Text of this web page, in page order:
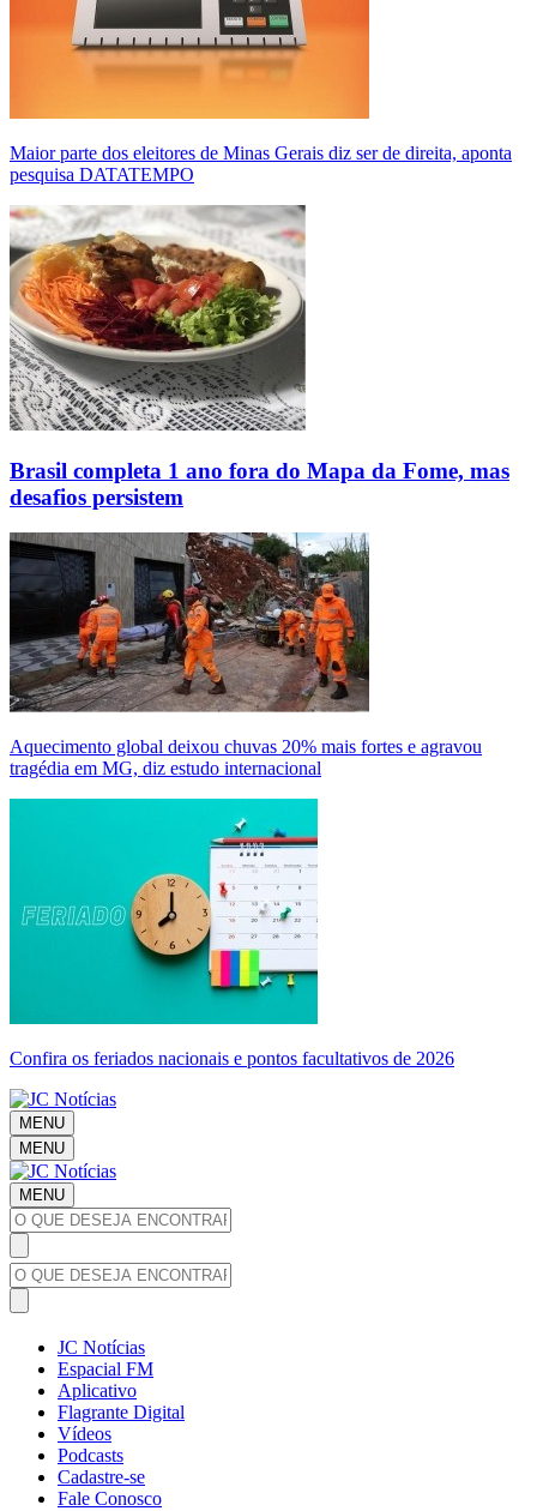
Maior parte dos eleitores de Minas Gerais diz ser de direita, aponta
pesquisa DATATEMPO
Brasil completa 1 ano fora do Mapa da Fome, mas
desafios persistem
Aquecimento global deixou chuvas 20% mais fortes e agravou
tragédia em MG, diz estudo internacional
Confira os feriados nacionais e pontos facultativos de 2026
MENU
MENU
MENU
JC Notícias
Espacial FM
Aplicativo
Flagrante Digital
Vídeos
Podcasts
Cadastre-se
Fale Conosco